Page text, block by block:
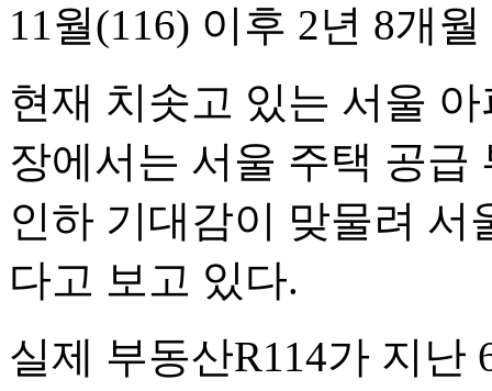
11월(116) 이후 2년 8개
현재 치솟고 있는 서울
장에서는 서울 주택 공급
인하 기대감이 맞물려 서
다고 보고 있다.
실제 부동산R114가 지난